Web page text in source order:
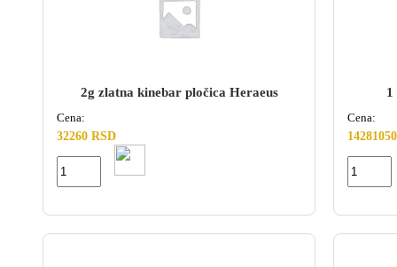
2g zlatna kinebar pločica Heraeus
Cena:
32260 RSD
1
Cena: